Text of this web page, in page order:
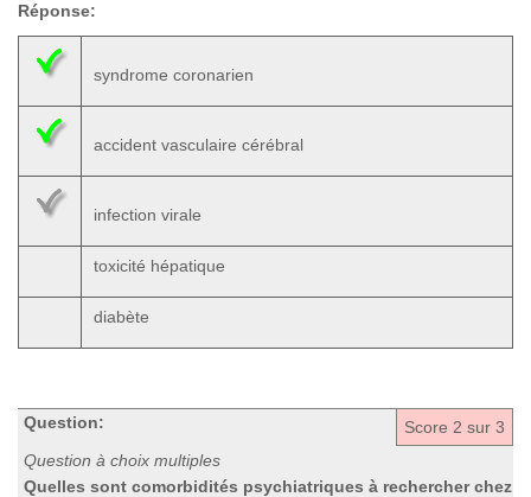
Réponse:
syndrome coronarien
accident vasculaire cérébral
infection virale
toxicité hépatique
diabète
Score 2 sur 3
Question:
Question à choix multiples
Quelles sont comorbidités psychiatriques à rechercher chez